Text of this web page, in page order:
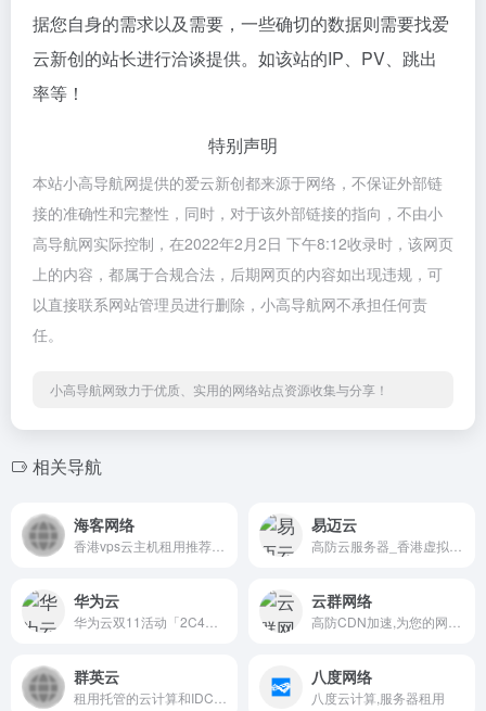
据您自身的需求以及需要，一些确切的数据则需要找爱
云新创的站长进行洽谈提供。如该站的IP、PV、跳出
率等！
特别声明
本站小高导航网提供的爱云新创都来源于网络，不保证外部链
接的准确性和完整性，同时，对于该外部链接的指向，不由小
高导航网实际控制，在2022年2月2日 下午8:12收录时，该网页
上的内容，都属于合规合法，后期网页的内容如出现违规，可
以直接联系网站管理员进行删除，小高导航网不承担任何责
任。
小高导航网致力于优质、实用的网络站点资源收集与分享！
相关导航
海客网络 易迈云
华为云 云群网络
群英云 八度网络
八度云计算,服务器租用